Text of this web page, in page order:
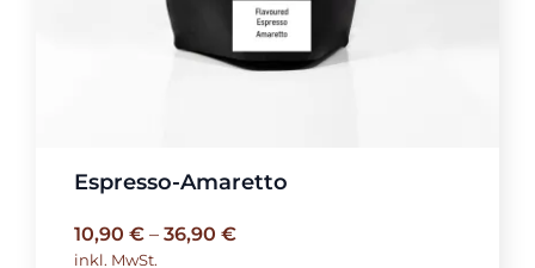
Espresso-Amaretto
10,90 €– 36,90 €
inkl. MwSt.